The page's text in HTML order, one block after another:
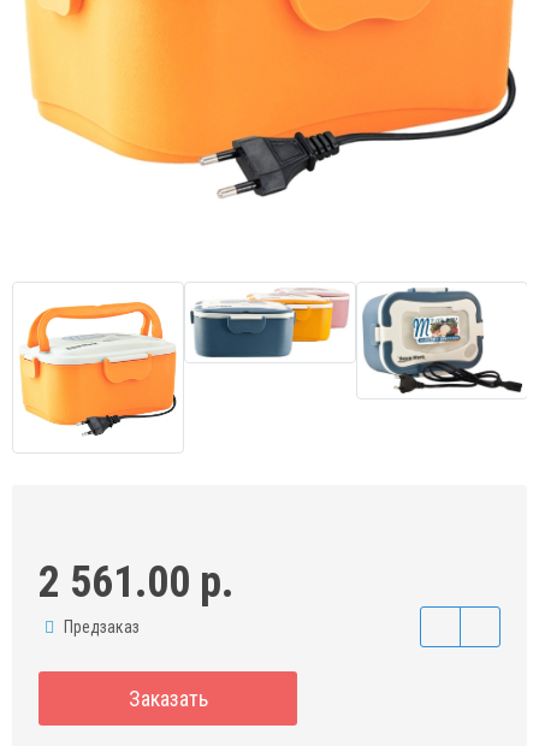
2 561.00 р.
Предзаказ
Заказать